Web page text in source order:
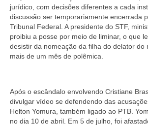
jurídico, com decisões diferentes a cada
discussão ser temporariamente encerrada
Tribunal Federal. A presidente do STF,
proibiu a posse por meio de liminar, o que
desistir da nomeação da filha do delator do
mais de um mês de polêmica.
Após o escândalo envolvendo Cristiane
divulgar vídeo se defendendo das
Helton Yomura, também ligado ao PTB.
no dia 10 de abril. Em 5 de julho, foi